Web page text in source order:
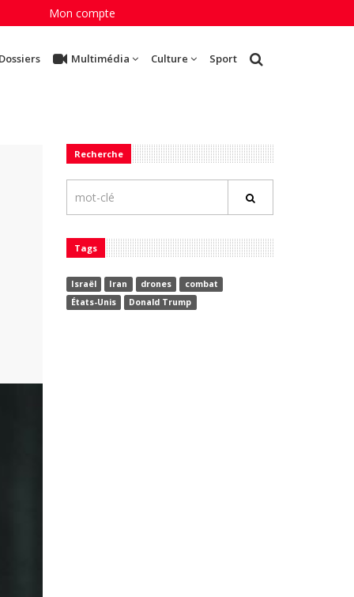
Mon compte
Dossiers Multimédia Culture Sport
Recherche
Tags
Israël Iran drones
combat
États-Unis
Donald Trump